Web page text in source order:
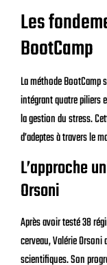
Les
BootCamp
La méthode
intégrant quatre piliers
la gestion du stress.
d’adeptes à travers le
L’approche
Orsoni
Après avoir testé 38
cerveau, Valérie
scientifiques. Son